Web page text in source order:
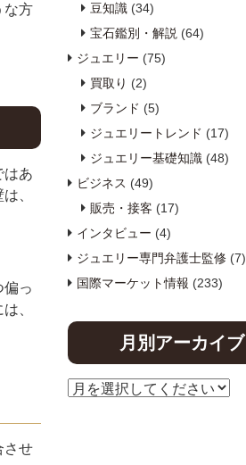
な方
はあ
、
っ
、
させ
豆知識 (34)
宝石鑑別・解説 (64)
ジュエリー (75)
買取り (2)
ブランド (5)
ジュエリートレンド (17)
ジュエリー基礎知識 (48)
ビジネス (49)
販売・接客 (17)
インタビュー (4)
ジュエリー専門弁護士監修 (7)
国際マーケット情報 (233)
月別アーカイブ